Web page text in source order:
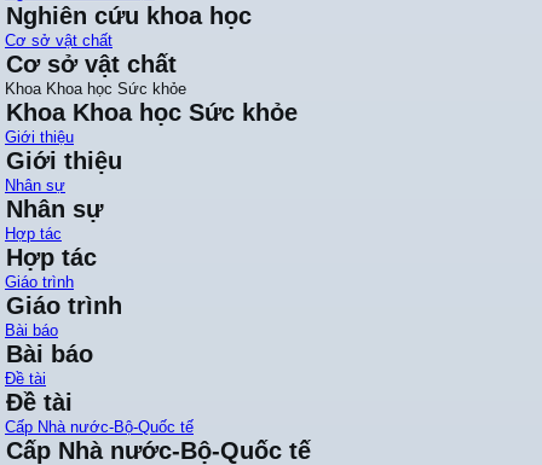
Nghiên cứu khoa học
Cơ sở vật chất
Cơ sở vật chất
Khoa Khoa học Sức khỏe
Khoa Khoa học Sức khỏe
Giới thiệu
Giới thiệu
Nhân sự
Nhân sự
Hợp tác
Hợp tác
Giáo trình
Giáo trình
Bài báo
Bài báo
Đề tài
Đề tài
Cấp Nhà nước-Bộ-Quốc tế
Cấp Nhà nước-Bộ-Quốc tế